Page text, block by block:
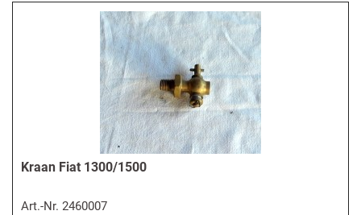
Kraan Fiat 1300/1500
Art.-Nr.2460007